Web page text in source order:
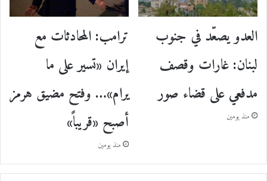
العدو يصعّد في جنوب
لبنان: غارات وقصف
مدفعي على قضاء صور
منذ يومين
ترامب: المحادثات مع
إيران «تسير على ما
يرام»… وفتح مضيق هرمز
أصبح «قريباً»
منذ يومين